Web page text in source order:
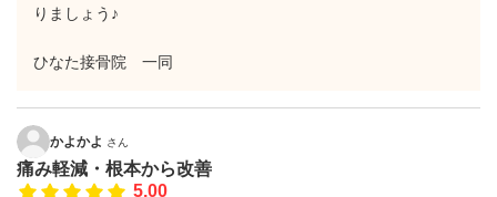
りましょう♪
ひなた接骨院 一同
かよかよ さん
痛み軽減・根本から改善
5.00